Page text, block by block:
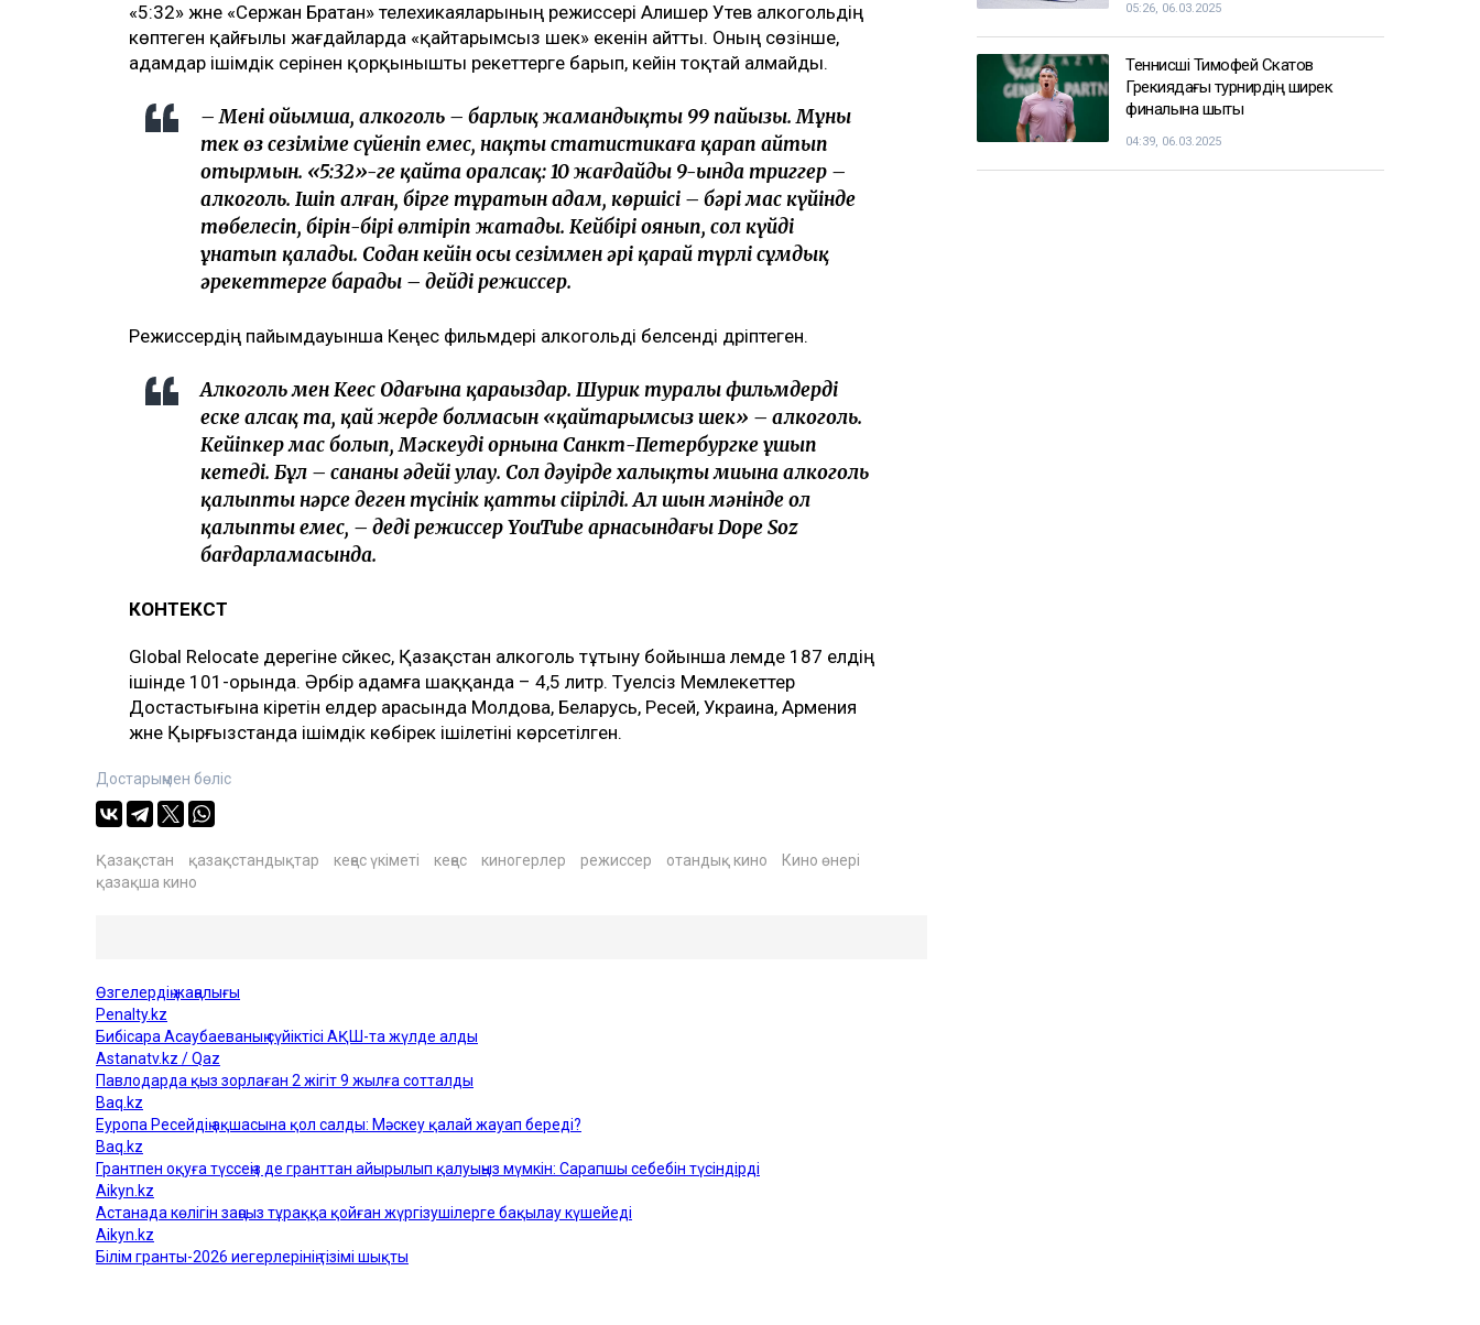
«5:32» және «Сержан Братан» телехикаяларының режиссері Алишер Утев алкогольдің
көптеген қайғылы жағдайларда «қайтарымсыз шек» екенін айтты. Оның сөзінше,
адамдар ішімдік әсерінен қорқынышты әрекеттерге барып, кейін тоқтай алмайды.
– Менің ойымша, алкоголь – барлық жамандықтың 99 пайызы. Мұны
тек өз сезіміме сүйеніп емес, нақты статистикаға қарап айтып
отырмын. «5:32»-ге қайта оралсақ: 10 жағдайдың 9-ында триггер –
алкоголь. Ішіп алған, бірге тұратын адам, көршісі – бәрі мас күйінде
төбелесіп, бірін-бірі өлтіріп жатады. Кейбірі оянып, сол күйді
ұнатып қалады. Содан кейін осы сезіммен әрі қарай түрлі сұмдық
әрекеттерге барады – дейді режиссер.
Режиссердің пайымдауынша Кеңес фильмдері алкогольді белсенді дәріптеген.
Алкоголь мен Кеңес Одағына қараңыздар. Шурик туралы фильмдерді
еске алсақ та, қай жерде болмасын «қайтарымсыз шек» – алкоголь.
Кейіпкер мас болып, Мәскеудің орнына Санкт-Петербургке ұшып
кетеді. Бұл – сананы әдейі улау. Сол дәуірде халықтың миына алкоголь
қалыпты нәрсе деген түсінік қатты сіңірілді. Ал шын мәнінде ол
қалыпты емес, – деді режиссер YouTube арнасындағы Dope Soz
бағдарламасында.
КОНТЕКСТ
Global Relocate дерегіне сәйкес, Қазақстан алкоголь тұтыну бойынша әлемде 187 елдің
ішінде 101-орында. Әрбір адамға шаққанда – 4,5 литр. Тәуелсіз Мемлекеттер
Достастығына кіретін елдер арасында Молдова, Беларусь, Ресей, Украина, Армения
және Қырғызстанда ішімдік көбірек ішілетіні көрсетілген.
Достарыңмен бөліс
Қазақстан қазақстандықтар кеңес үкіметі кеңес киногерлер режиссер отандық кино
Кино өнері
қазақша кино
05:26, 06.03.2025
Теннисші Тимофей Скатов
Грекиядағы турнирдің ширек
финалына шықты
04:39, 06.03.2025